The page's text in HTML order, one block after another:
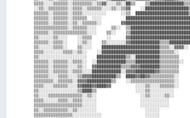
▒▒▒▒░░░░▒▒▒▒▒▒░░▒▒▒▒▒▒▒▒░░▒▒▓▓░░░░▒▒░░██▒▒
░░▒▒░░▒▒▒▒▒▒▒▒░░▒▒▒▒░░▒▒▒▒▒▒░░░░▒▒░░▒▒▓▓
▒▒▒▒▒▒░░▒▒▒▒▒▒░░▒▒▒▒░░░░░░░░░░      ░░▒▒
▒▒▒▒▒▒░░▒▒▒▒▒▒░░▒▒▒▒▒▒  ░░░░
▒▒▒▒▒▒░░▒▒▒▒▒▒░░▒▒░░▒▒▒▒▒▒░░
▒▒▒▒▒▒▒▒▒▒▒▒▒▒░░▒▒▒▒▒▒░░░░      ▒▒░░
▒▒▒▒▒▒░░▒▒▒▒▒▒▒▒▒▒▒▒▒▒░░░░    ▒▒░░
▒▒░░░░░░▒▒░░░░    ░░▒▒▒▒      ░░
▒▒▒▒▒▒░░▒▒▒▒░░    ░░▒▒░░
▒▒░░░░░░▒▒▒▒░░    ▒▒░░░░
▒▒▒▒░░░░░░░░▒▒▒▒░░▒▒░░
▒▒░░░░░░░░░░░░░░░░░░░░
▒▒▒▒▒▒░░▒▒▒▒▒▒░░▒▒▒▒░░
▒▒▒▒▒▒░░▒▒▒▒▒▒░░░░▒▒░░
▒▒▒▒▒▒░░░░▒▒▒▒░░░░▒▒▓▓▓▓██████████▒▒
▒▒▒▒▒▒▒▒░░▒▒▒▒▒▒░░▓▓▓▓██████████▒▒
▒▒▒▒░░░░▒▒▒▒▒▒░░░░▓▓████▓▓████▓▓
▒▒░░░░░░░░░░░░░░░░▒▒████▒▒                ░░░░▒▒░░░░░░░░░░
▒▒░░░░▒▒▒▒▒▒▒▒▒▒▒▒▒▒░░▒▒░░                  ░░▒▒░░░░░░▒▒░░
▒▒▒▒░░░░░░▒▒▒▒░░▒▒▒▒░░░░░░                  ░░░░░░░░░░░░
▒▒▒▒▒▒▒▒▒▒▒▒▒▒▒▒▒▒▒▒░░░░░░                  ░░░░░░░░░░░░
▒▒░░▒▒▒▒▒▒▒▒▒▒░░▒▒░░░░░░░░                    ░░░░░░
▒▒▒▒▒▒▒▒▒▒▒▒▒▒▒▒░░░░░░░░░░░░                  ░░░░░░